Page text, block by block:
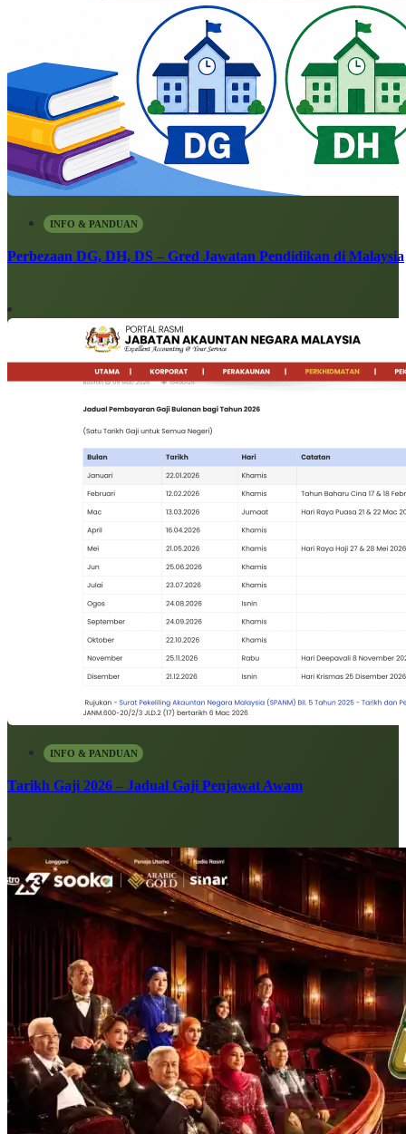
INFO & PANDUAN
Perbezaan DG, DH, DS – Gred Jawatan Pendidikan di Malaysia
INFO & PANDUAN
Tarikh Gaji 2026 – Jadual Gaji Penjawat Awam